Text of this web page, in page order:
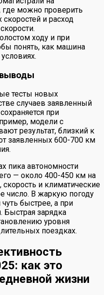
где можно проверить
и расход
ходу и при
понять, как машина
тесты новых
случаев заявленный
при
модели с
результат, близкий к
заявленных 600-700 км
пика автономности
— около 400-450 км на
и климатические
число. В жаркую погоду
быстрее, а при
Быстрая зарядка
уровня
поездках.
как это
жизни